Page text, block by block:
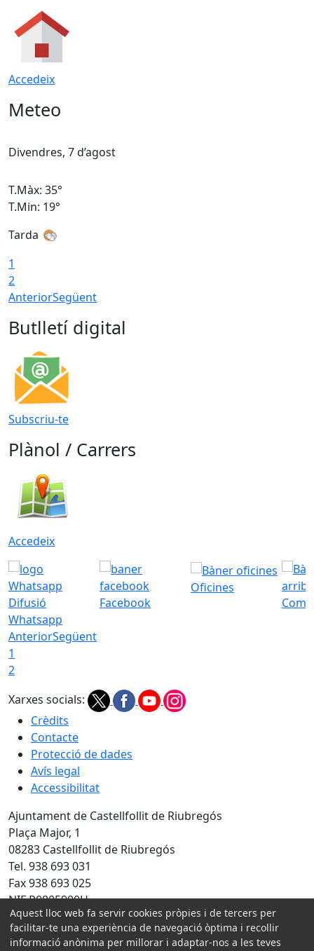
Accedeix
Meteo
Divendres, 7 d’agost
T.Màx: 35°
T.Min: 19°
Tarda
1
2
AnteriorSegüent
Butlletí digital
Subscriu-te
Plànol / Carrers
Accedeix
Difusió
Whatsapp
Facebook
Oficines
Com
AnteriorSegüent
1
2
Xarxes socials:
Crèdits
Contacte
Protecció de dades
Avís legal
Accessibilitat
Ajuntament de Castellfollit de Riubregós
Plaça Major, 1
08283 Castellfollit de Riubregós
Tel. 938 693 031
Fax 938 693 025
NIF P0805900H
Amb la col·laboració de:
Aquest lloc web fa servir cookies pròpies i de tercers per
facilitar-te una experiència de navegació òptima i recollir
informació anònima per millorar i adaptar-nos a les teves